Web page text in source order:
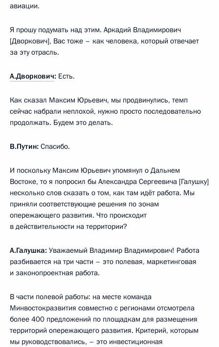
авиации.
Я прошу подумать над этим. Аркадий Владимирович
[Дворкович], Вас тоже – как человека, который отвечает
за эту отрасль.
А.Дворкович: Есть.
Как сказал Максим Юрьевич, мы продвинулись, темп
сейчас набрали неплохой, нужно просто последовательно
продолжать. Будем это делать.
В.Путин: Спасибо.
И поскольку Максим Юрьевич упомянул о Дальнем
Востоке, то я попросил бы Александра Сергеевича [Галушку]
несколько слов сказать о том, как там идёт работа. Мы
приняли соответствующие решения по зонам
опережающего развития. Что происходит
в действительности на территории?
А.Галушка: Уважаемый Владимир Владимирович! Работа
разбивается на три части – это полевая, маркетинговая
и законопроектная работа.
В части полевой работы: на месте команда
Минвостокразвития совместно с регионами отсмотрела
более 400 предложений по площадкам для размещения
территорий опережающего развития. Критерий, которым
мы руководствовались, – это инвестиционная